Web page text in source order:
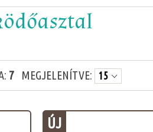
7 MEGJELENÍTVE:
ÚJ